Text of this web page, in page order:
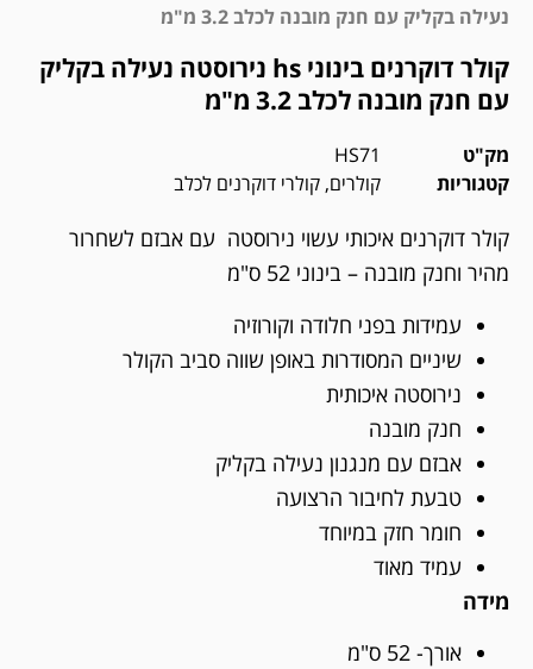
נעילה בקליק עם חנק מובנה לכלב 3.2 מ"מ
קולר דוקרנים בינוני hs נירוסטה נעילה בקליק
עם חנק מובנה לכלב 3.2 מ"מ
מק"ט
HS71
קטגוריות
קולרים, קולרי דוקרנים לכלב
קולר דוקרנים איכותי עשוי נירוסטה עם אבזם לשחרור
מהיר וחנק מובנה – בינוני 52 ס"מ
עמידות בפני חלודה וקורוזיה
שיניים המסודרות באופן שווה סביב הקולר
נירוסטה איכותית
חנק מובנה
אבזם עם מנגנון נעילה בקליק
טבעת לחיבור הרצועה
חומר חזק במיוחד
עמיד מאוד
מידה
אורך- 52 ס"מ